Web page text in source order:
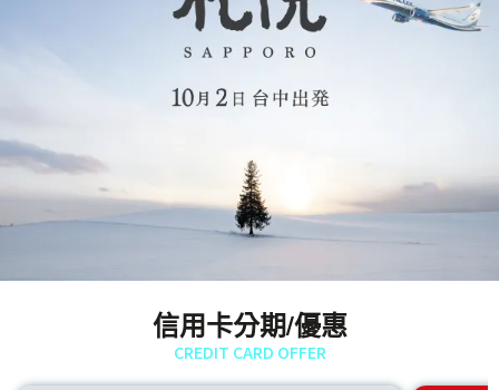
信用卡分期/優惠
CREDIT CARD OFFER